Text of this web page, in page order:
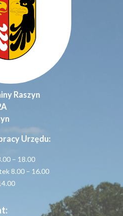
Raszyn
Urzędu:
– 18.00
8.00 – 16.00